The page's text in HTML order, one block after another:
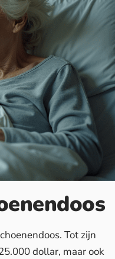
Tot zijn
dollar, maar ook